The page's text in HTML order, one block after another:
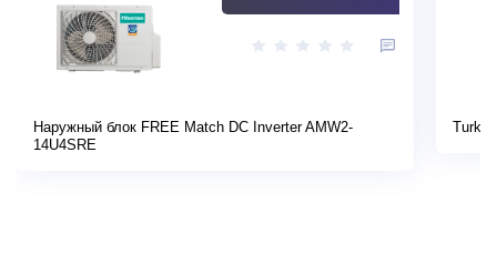
Наружный блок FREE Match DC Inverter AMW2-
14U4SRE